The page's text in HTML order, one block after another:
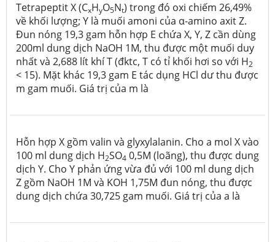
Tetrapeptit X (CxHyO5Nt) trong đó oxi chiếm 26,49%
về khối lượng; Y là muối amoni của α-amino axit Z.
Đun nóng 19,3 gam hỗn hợp E chứa X, Y, Z cần dùng
200ml dung dịch NaOH 1M, thu được một muối duy
nhất và 2,688 lít khí T (đktc, T có tỉ khối hơi so với H2
< 15). Mặt khác 19,3 gam E tác dụng HCl dư thu được
m gam muối. Giá trị của m là
Hỗn hợp X gồm valin và glyxylalanin. Cho a mol X vào
100 ml dung dịch H2SO4 0,5M (loãng), thu được dung
dịch Y. Cho Y phản ứng vừa đủ với 100 ml dung dịch
Z gồm NaOH 1M và KOH 1,75M đun nóng, thu được
dung dịch chứa 30,725 gam muối. Giá trị của a là